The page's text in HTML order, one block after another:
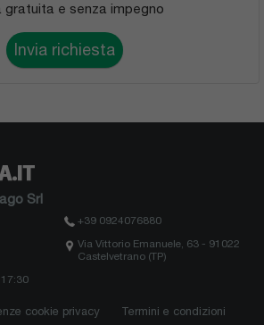
gratuita e senza impegno
Invia richiesta
Srl
+39 0924076880
Via Vittorio Emanuele, 63 - 91022
Castelvetrano (TP)
cookie privacy
Termini e condizioni